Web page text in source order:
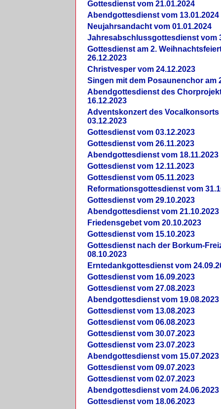
Gottesdienst vom 21.01.2024
Abendgottesdienst vom 13.01.2024
Neujahrsandacht vom 01.01.2024
Jahresabschlussgottesdienst vom
Gottesdienst am 2.
26.12.2023
Christvesper vom 24.12.2023
Singen mit dem Posaunenchor am
Abendgottesdienst des
16.12.2023
Adventskonzert des Vocalkonsorts
03.12.2023
Gottesdienst vom 03.12.2023
Gottesdienst vom 26.11.2023
Abendgottesdienst vom 18.11.2023
Gottesdienst vom 12.11.2023
Gottesdienst vom 05.11.2023
Reformationsgottesdienst vom
Gottesdienst vom 29.10.2023
Abendgottesdienst vom 21.10.2023
Friedensgebet vom 20.10.2023
Gottesdienst vom 15.10.2023
Gottesdienst nach der Borkum-
08.10.2023
Erntedankgottesdienst vom
Gottesdienst vom 16.09.2023
Gottesdienst vom 27.08.2023
Abendgottesdienst vom 19.08.2023
Gottesdienst vom 13.08.2023
Gottesdienst vom 06.08.2023
Gottesdienst vom 30.07.2023
Gottesdienst vom 23.07.2023
Abendgottesdienst vom 15.07.2023
Gottesdienst vom 09.07.2023
Gottesdienst vom 02.07.2023
Abendgottesdienst vom 24.06.2023
Gottesdienst vom 18.06.2023